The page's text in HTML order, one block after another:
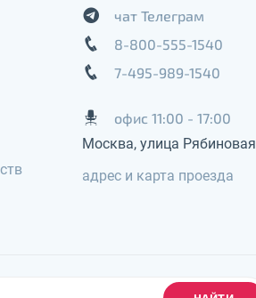
чат Телеграм
8-800-555-1540
7-495-989-1540
офис 11:00 - 17:00
Москва, улица Рябиновая
адрес и карта проезда